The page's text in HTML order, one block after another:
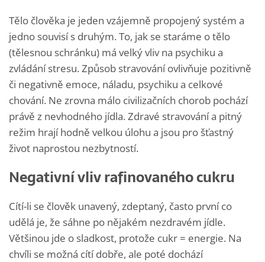
Tělo člověka je jeden vzájemně propojený systém a
jedno souvisí s druhým. To, jak se staráme o tělo
(tělesnou schránku) má velký vliv na psychiku a
zvládání stresu. Způsob stravování ovlivňuje pozitivně
či negativně emoce, náladu, psychiku a celkové
chování. Ne zrovna málo civilizačních chorob pochází
právě z nevhodného jídla. Zdravé stravování a pitný
režim hrají hodně velkou úlohu a jsou pro šťastný
život naprostou nezbytností.
Negativní vliv rafinovaného cukru
Cítí-li se člověk unavený, zdeptaný, často první co
udělá je, že sáhne po nějakém nezdravém jídle.
Většinou jde o sladkost, protože cukr = energie. Na
chvíli se možná cítí dobře, ale poté dochází